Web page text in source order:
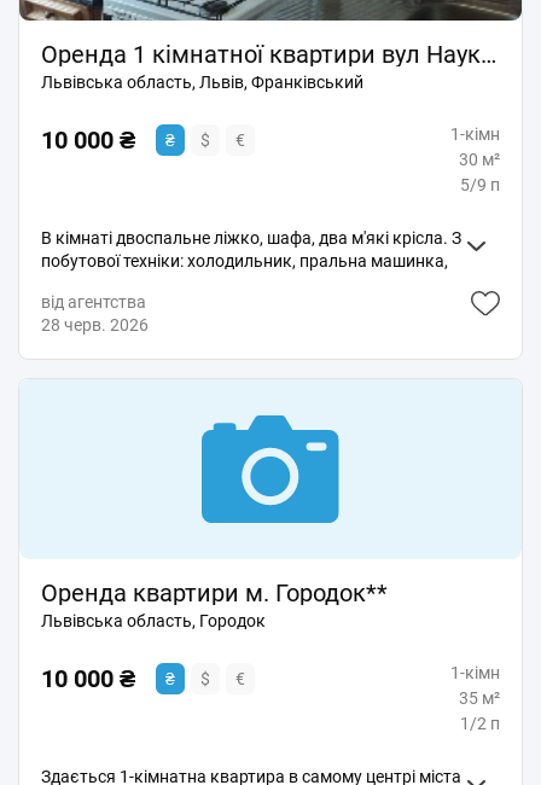
Оренда 1 кімнатної квартири вул Наукова
Львівська область, Львів, Франківський
10 000 ₴ ₴ $ €
1-кімн
30 м²
5/9 п
В кімнаті двоспальне ліжко, шафа, два м'які крісла. З
побутової техніки: холодильник, пральна машинка,
від агентства
28 черв. 2026
Оренда квартири м. Городок**
Львівська область, Городок
10 000 ₴ ₴ $ €
1-кімн
35 м²
1/2 п
Здається 1-кімнатна квартира в самому центрі міста